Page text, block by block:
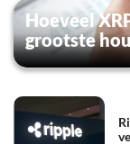
Hoeveel
grootste